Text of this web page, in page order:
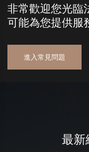
非常歡迎您光臨
可能為您提供服
進入常見問題
最